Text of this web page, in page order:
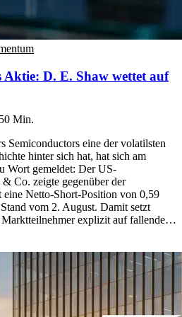
Aktie: D. E. Shaw wettet auf
Min.
Semiconductors eine der volatilsten
hinter sich hat, hat sich am
Wort gemeldet: Der US-
Co. zeigte gegenüber der
eine Netto-Short-Position von 0,59
vom 2. August. Damit setzt
explizit auf fallende…